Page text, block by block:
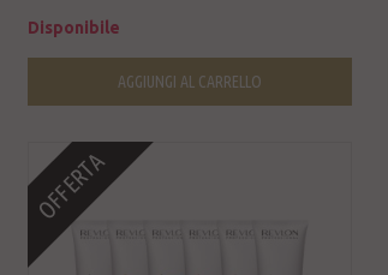
Disponibile
AGGIUNGI AL CARRELLO
OFFERTA